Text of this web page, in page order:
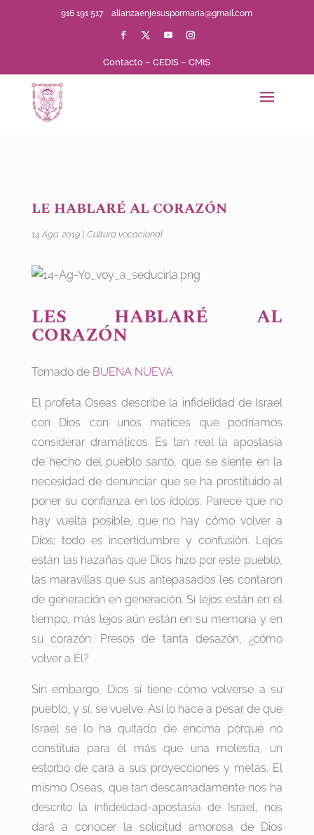
916 191 517alianzaenjesuspormaria@gmail.com
Contacto –CEDIS –CMIS
LE HABLARÉ AL CORAZÓN
14 Ago, 2019| Cultura vocacional
LES HABLARÉ AL
CORAZÓN
Tomado de BUENA NUEVA
El profeta Oseas describe la infidelidad de Israel
con Dios con unos matices que podríamos
considerar dramáticos. Es tan real la apostasía
de hecho del pueblo santo, que se siente en la
necesidad de denunciar que se ha prostituido al
poner su confianza en los ídolos. Parece que no
hay vuelta posible, que no hay cómo volver a
Dios; todo es incertidumbre y confusión. Lejos
están las hazañas que Dios hizo por este pueblo,
las maravillas que sus antepasados les contaron
de generación en generación. Si lejos están en el
tiempo, más lejos aún están en su memoria y en
su corazón. Presos de tanta desazón, ¿cómo
volver a Él?
Sin embargo, Dios sí tiene cómo volverse a su
pueblo, y sí, se vuelve. Así lo hace a pesar de que
Israel se lo ha quitado de encima porque no
constituía para él más que una molestia, un
estorbo de cara a sus proyecciones y metas. El
mismo Oseas, que tan descarnadamente nos ha
descrito la infidelidad-apostasía de Israel, nos
dará a conocer la solicitud amorosa de Dios